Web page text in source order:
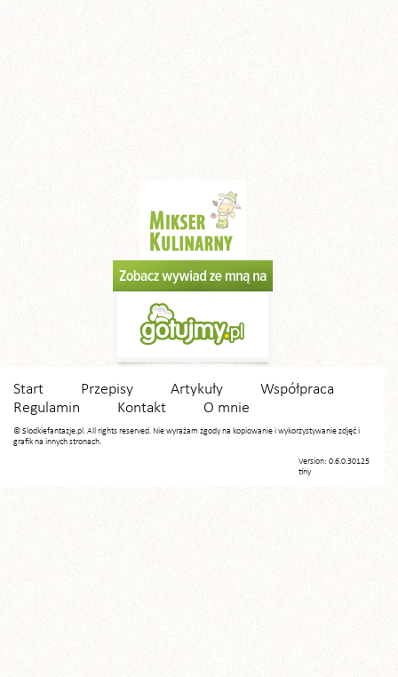
Start Przepisy Artykuły
Współpraca
Regulamin
Kontakt O mnie
© Slodkiefantazje.pl. All rights reserved. Nie wyrażam zgody na kopiowanie i wykorzystywanie zdjęć i
grafik na innych stronach.
Version: 0.6.0.30125
tiny